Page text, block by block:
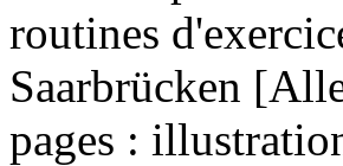
routines
Saarbrücken
pages :